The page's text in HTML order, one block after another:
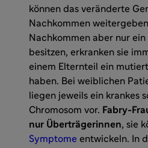
können das veränderte
Nachkommen
Nachkommen aber nur ein
besitzen, erkranken sie
einem Elternteil ein
haben. Bei weiblichen
liegen jeweils ein krankes
Chromosom vor. Fabry-
nur Überträgerinnen, sie
Symptome entwickeln. In